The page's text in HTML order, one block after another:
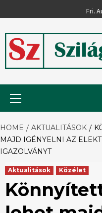
to
Fri.
HOME AKTUALITÁSOK
MAJD IGÉNYELNI AZ
IGAZOLVÁNYT
Aktualitások Közélet